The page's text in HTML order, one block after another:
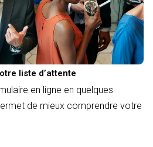
liste d’attente
en ligne en quelques
de mieux comprendre votre